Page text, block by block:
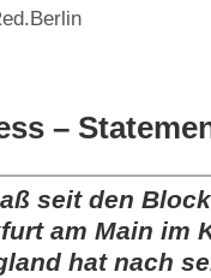
–
seit den
am Main im
hat nach